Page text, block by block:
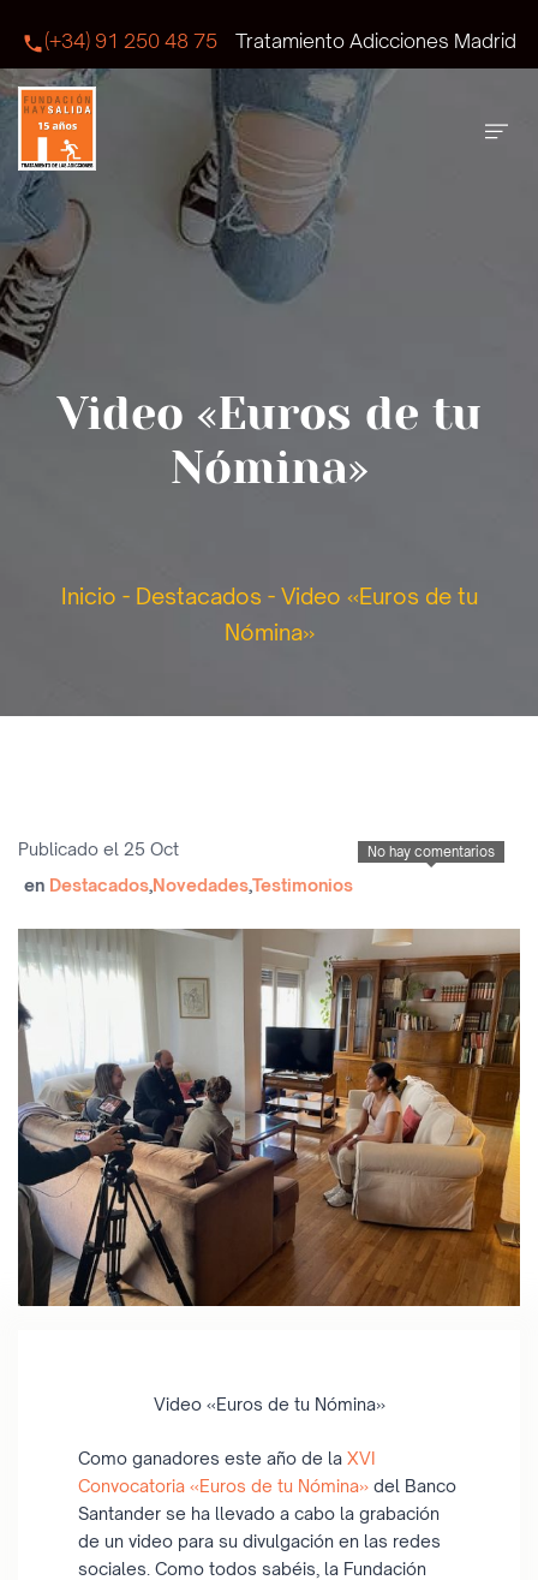
(+34) 91 250 48 75 Tratamiento Adicciones Madrid
Video «Euros de tu
Nómina»
Inicio - Destacados - Video «Euros de tu
Nómina»
No hay comentarios
Publicado el 25 Oct
en Destacados,Novedades,Testimonios
Video «Euros de tu Nómina»
Como ganadores este año de la XVI
Convocatoria «Euros de tu Nómina» del Banco
Santander se ha llevado a cabo la grabación
de un video para su divulgación en las redes
sociales. Como todos sabéis, la Fundación